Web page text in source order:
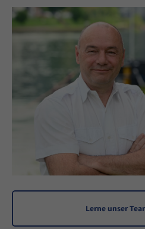
info@yourdomain.com
About us
Lorem ipsum dolor sit amet,
elit.
Aenean commodo ligula eget
sociis natoque penatibus et
montes, nascetur ridiculus
Lerne unser